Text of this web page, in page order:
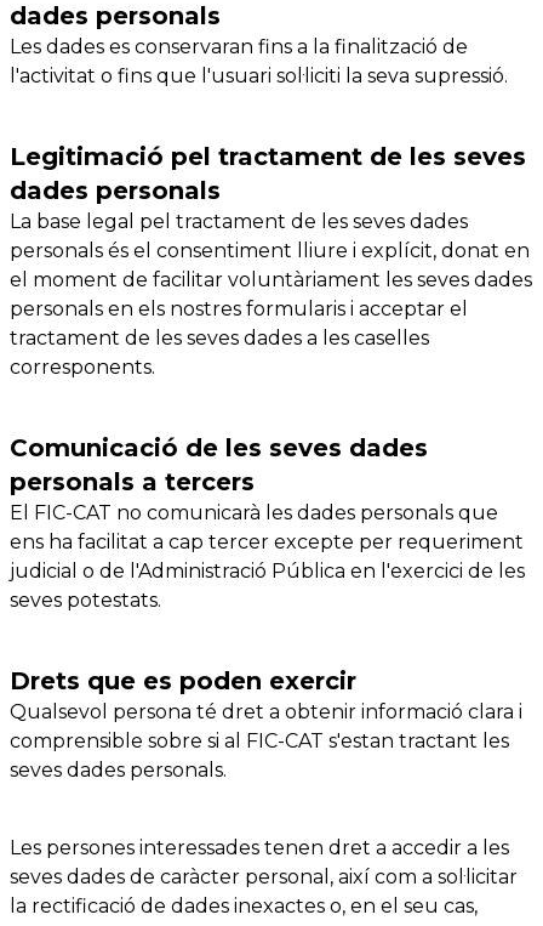
dades personals
Les dades es conservaran fins a la finalització de
l'activitat o fins que l'usuari sol·liciti la seva supressió.
Legitimació pel tractament de les seves
dades personals
La base legal pel tractament de les seves dades
personals és el consentiment lliure i explícit, donat en
el moment de facilitar voluntàriament les seves dades
personals en els nostres formularis i acceptar el
tractament de les seves dades a les caselles
corresponents.
Comunicació de les seves dades
personals a tercers
El FIC-CAT no comunicarà les dades personals que
ens ha facilitat a cap tercer excepte per requeriment
judicial o de l'Administració Pública en l'exercici de les
seves potestats.
Drets que es poden exercir
Qualsevol persona té dret a obtenir informació clara i
comprensible sobre si al FIC-CAT s'estan tractant les
seves dades personals.
Les persones interessades tenen dret a accedir a les
seves dades de caràcter personal, així com a sol·licitar
la rectificació de dades inexactes o, en el seu cas,